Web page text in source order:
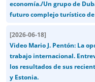
economía./Un grupo de
futuro complejo turístico de
[2026-06-18]
Video Mario J. Pentón: La
trabajo internacional.
los resultados de sus
y Estonia.